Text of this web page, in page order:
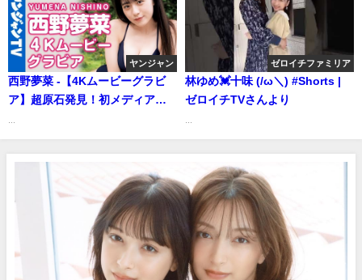
Komori（Aug 26, 2025） | 週プ
レChannel【集英社 週刊プレイ
ボーイ公式】さんより
ヤンジャン
西野夢菜 -【4Kムービーグラビ
ア】超原石発見！初メディア出
ゃんの初めてが詰まった超貴重
な胸キュン水着撮影に最高画質
で没入密着【メイキング】
（2022年11月25日） | ヤンジャ
ンTV【集英社ヤングジャンプ公
式】さんより
ゼロイチファミリア
林ゆめ💓十味 (/ω＼) #Shorts |
ゼロイチTVさんより